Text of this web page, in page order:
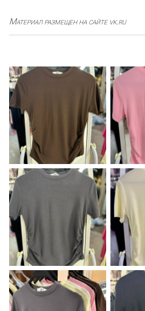
Материал размещен на сайте vk.ru